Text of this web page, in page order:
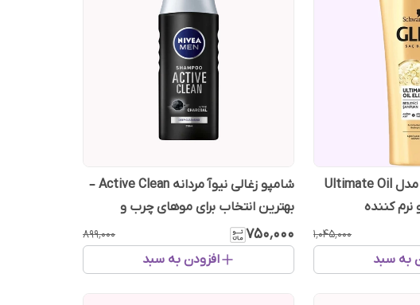
شامپو طلایی گلیس مدل Ultimate Oil
۱٬۰۴۵٬۰۰۰
به سبد
شامپو زغالی نیوآ مردانه Active Clean –
بهترین انتخاب برای موهای چرب و
معمولی
۷۵۰٬۰۰۰ ۸۹۹٬۰۰۰
افزودن به سبد